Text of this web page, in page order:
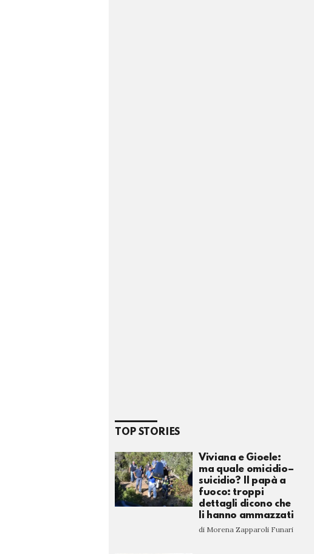
TOP STORIES
Viviana e Gioele:
ma quale omicidio–
suicidio? Il papà a
fuoco: troppi
dettagli dicono che
li hanno ammazzati
di Morena Zapparoli Funari